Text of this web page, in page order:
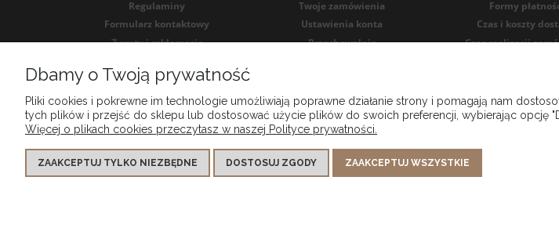
Regulaminy
Formularz kontaktowy
Zwroty i reklamacje
Twoje zamówienia
Ustawienia konta
Przechowalnia
Formy
Czas i koszty
Czas realizacji
Dbamy o Twoją prywatność
Pliki cookies i pokrewne im technologie umożliwiają poprawne działanie strony i pomagają nam
tych plików i przejść do sklepu lub dostosować użycie plików do swoich preferencji, wybierając opcję
Więcej o plikach cookies przeczytasz w naszej Polityce prywatności.
ZAAKCEPTUJ TYLKO NIEZBĘDNE DOSTOSUJ ZGODY ZAAKCEPTUJ WSZYSTKIE